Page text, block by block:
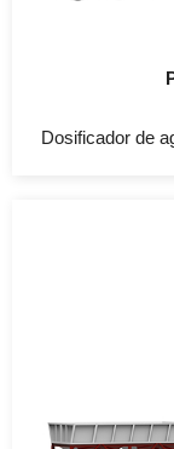
Dosificador de